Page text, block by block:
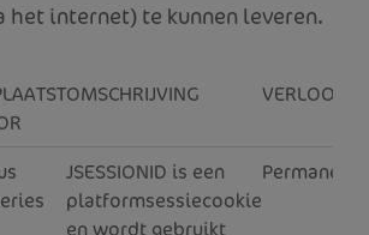
het internet) te kunnen leveren.
OMSCHRIJVING
JSESSIONID is een
platformsessiecookie
en wordt gebruikt
Permanent